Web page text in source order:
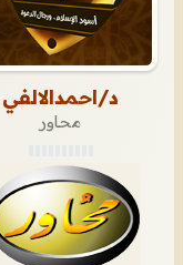
د/احمدالالفي
محاور